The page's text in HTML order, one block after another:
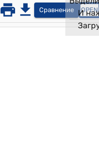
Сравнение OPEN
И